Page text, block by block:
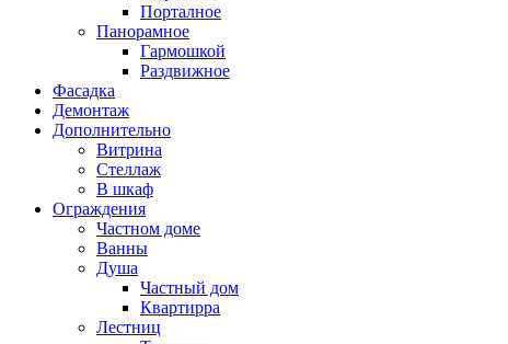
Порталное
Панорамное
Гармошкой
Раздвижное
Фасадка
Демонтаж
Дополнительно
Витрина
Стеллаж
В шкаф
Ограждения
Частном доме
Ванны
Душа
Частный дом
Квартирра
Лестниц